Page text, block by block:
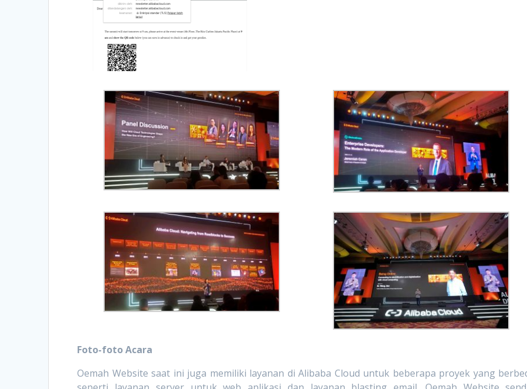
Foto-foto Acara
Oemah Website saat ini juga memiliki layanan di Alibaba Cloud untuk beberapa proyek yang